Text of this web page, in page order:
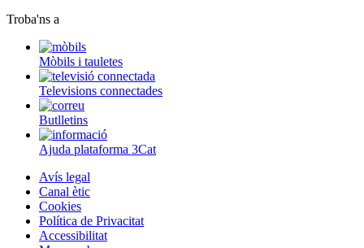
Troba'ns a
Mòbils i tauletes
Televisions connectades
Butlletins
Ajuda plataforma 3Cat
Avís legal
Canal ètic
Cookies
Política de Privacitat
Accessibilitat